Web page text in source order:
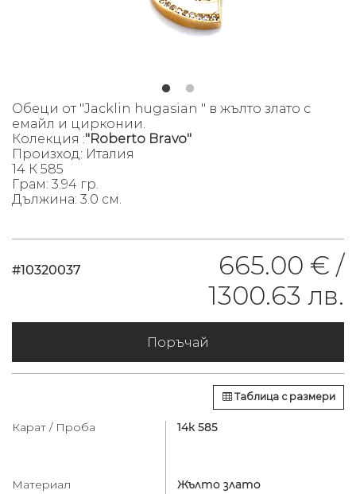
Обеци от "Jacklin hugasian " в жълто злато с
емайл и цирконии.
Колекция :"Roberto Bravo"
Произход: Италия
14 К 585
Грам: 3.94 гр.
Дължина: 3.0 см.
#10320037
665.00 € /
1300.63 лв.
Поръчай
Таблица с размери
Карат / Проба 14к 585
Материал
Жълто злато